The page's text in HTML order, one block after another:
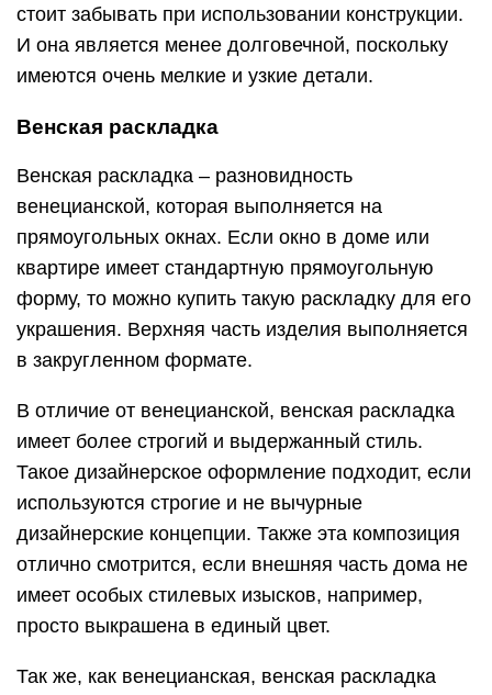
стоит забывать при использовании конструкции.
И она является менее долговечной, поскольку
имеются очень мелкие и узкие детали.
Венская раскладка
Венская раскладка – разновидность
венецианской, которая выполняется на
прямоугольных окнах. Если окно в доме или
квартире имеет стандартную прямоугольную
форму, то можно купить такую раскладку для его
украшения. Верхняя часть изделия выполняется
в закругленном формате.
В отличие от венецианской, венская раскладка
имеет более строгий и выдержанный стиль.
Такое дизайнерское оформление подходит, если
используются строгие и не вычурные
дизайнерские концепции. Также эта композиция
отлично смотрится, если внешняя часть дома не
имеет особых стилевых изысков, например,
просто выкрашена в единый цвет.
Так же, как венецианская, венская раскладка